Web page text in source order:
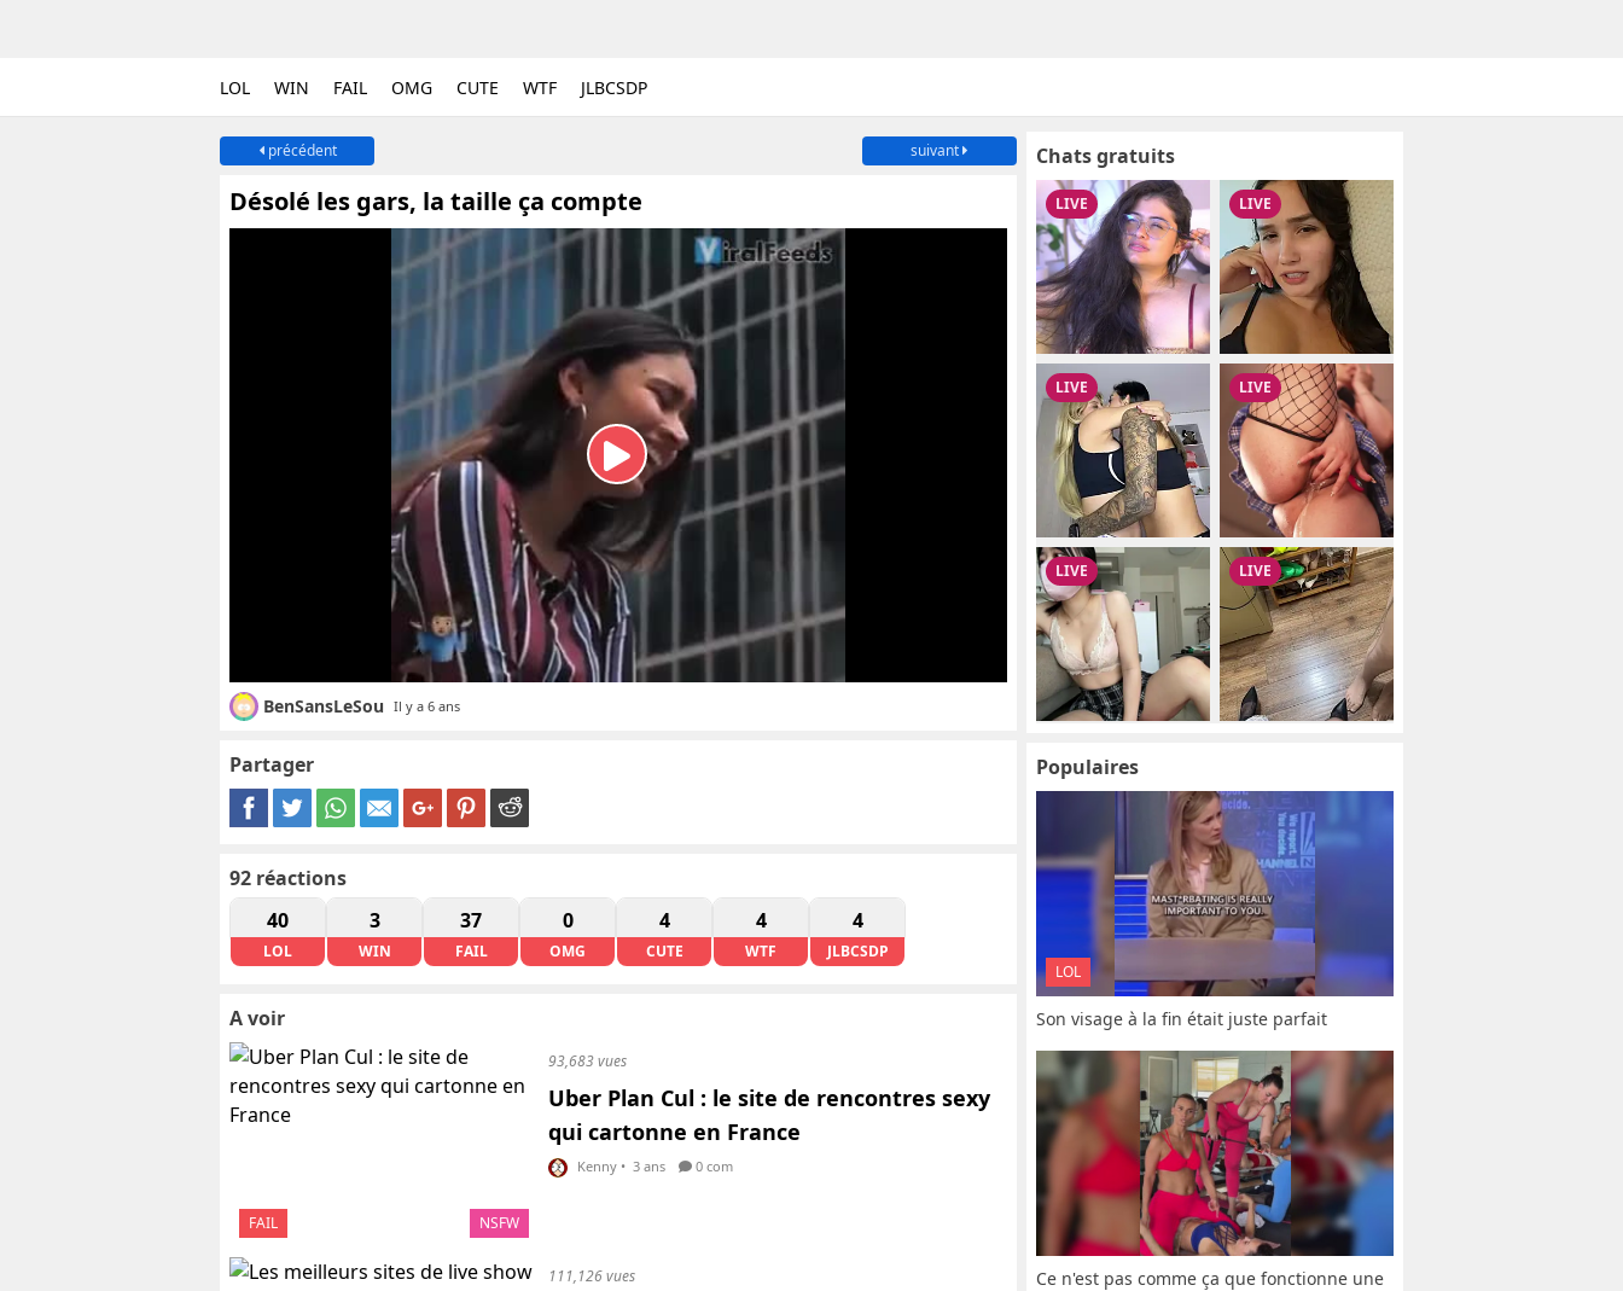
LOL WIN FAIL OMG CUTE WTF JLBCSDP
précédent suivant
Désolé les gars, la taille ça compte
BenSansLeSou Il y a 6 ans
Partager
92 réactions
40
LOL
3
WIN
37
FAIL
0
OMG
4
CUTE
4
WTF
4
JLBCSDP
A voir
FAIL NSFW
93,683 vues
Uber Plan Cul : le site de rencontres sexy
qui cartonne en France
Kenny • 3 ans 0 com
111,126 vues
Chats gratuits
Populaires
LOL
Son visage à la fin était juste parfait
Ce n'est pas comme ça que fonctionne une